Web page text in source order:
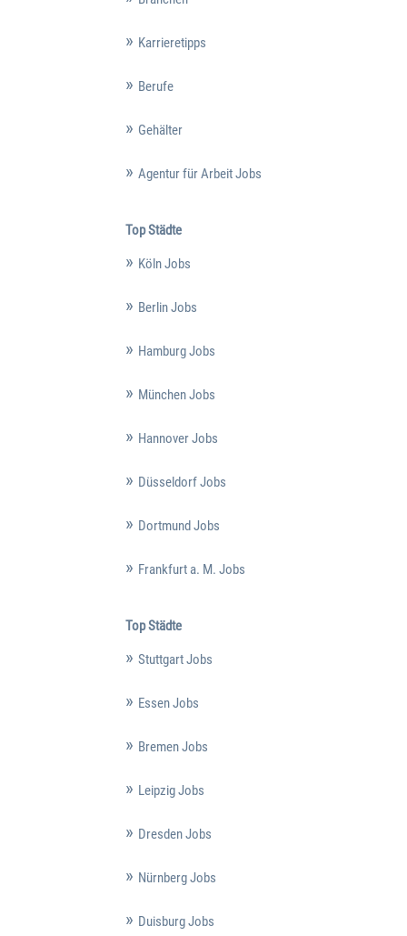
Karrieretipps
Berufe
Gehälter
Agentur für Arbeit Jobs
Top Städte
Köln Jobs
Berlin Jobs
Hamburg Jobs
München Jobs
Hannover Jobs
Düsseldorf Jobs
Dortmund Jobs
Frankfurt a. M. Jobs
Top Städte
Stuttgart Jobs
Essen Jobs
Bremen Jobs
Leipzig Jobs
Dresden Jobs
Nürnberg Jobs
Duisburg Jobs